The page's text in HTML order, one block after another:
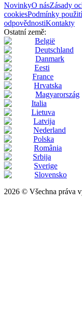
NovinkyO násZásady
cookiesPodmínky použití
odpovědnostiKontakty
Ostatní země:
België
Deutschland
Danmark
Eesti
France
Hrvatska
Magyarország
Italia
Lietuva
Latvija
Nederland
Polska
România
Srbija
Sverige
Slovensko
2026 © Všechna práva